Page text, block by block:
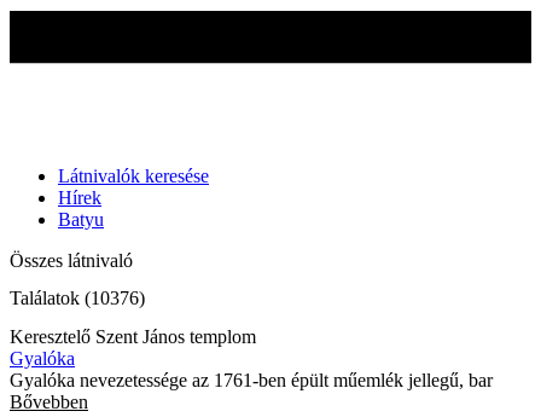
Látnivalók keresése
Hírek
Batyu
Összes látnivaló
Találatok (10376)
Keresztelő Szent János templom
Gyalóka
Gyalóka nevezetessége az 1761-ben épült műemlék jellegű, bar
Bővebben